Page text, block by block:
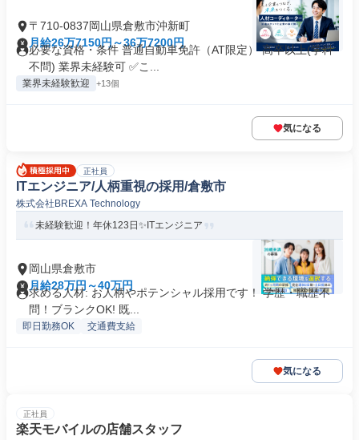
〒710-0837岡山県倉敷市沖新町
月給26万7150円～36万7200円
必要な資格・条件 普通自動車免許（AT限定） 高卒以上(学科
不問) 業界未経験可 ✅こ...
業界未経験歓迎 +13個
気になる
正社員
ITエンジニア/人柄重視の採用/倉敷市
株式会社BREXA Technology
未経験歓迎！年休123日✨ITエンジニア
岡山県倉敷市
月給28万円～40万円
求める人材: お人柄やポテンシャル採用です！ 学歴・職歴不
問！ブランクOK! 既...
即日勤務OK 交通費支給
気になる
正社員
楽天モバイルの店舗スタッフ